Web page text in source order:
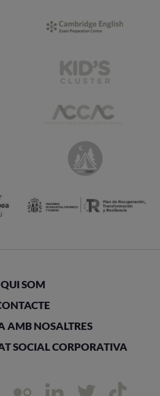
QUI SOM
AMB NOSALTRES
SOCIAL CORPORATIVA